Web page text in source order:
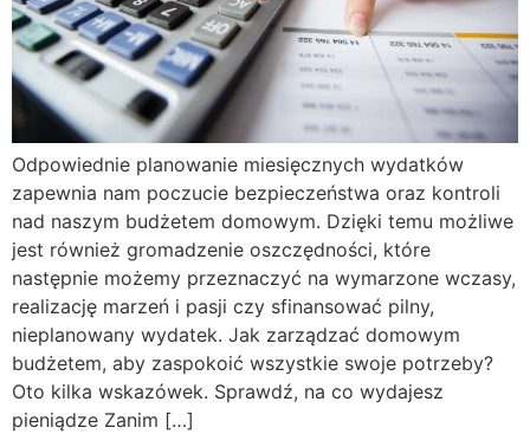
Odpowiednie planowanie miesięcznych wydatków
zapewnia nam poczucie bezpieczeństwa oraz kontroli
nad naszym budżetem domowym. Dzięki temu możliwe
jest również gromadzenie oszczędności, które
następnie możemy przeznaczyć na wymarzone wczasy,
realizację marzeń i pasji czy sfinansować pilny,
nieplanowany wydatek. Jak zarządzać domowym
budżetem, aby zaspokoić wszystkie swoje potrzeby?
Oto kilka wskazówek. Sprawdź, na co wydajesz
pieniądze Zanim […]